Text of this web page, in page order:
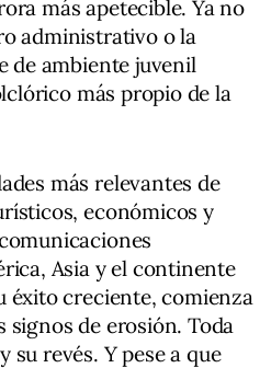
más apetecible. Ya no
administrativo o la
de ambiente juvenil
más propio de la
más relevantes de
económicos y
Asia y el continente
éxito creciente, comienza
signos de erosión. Toda
su revés. Y pese a que